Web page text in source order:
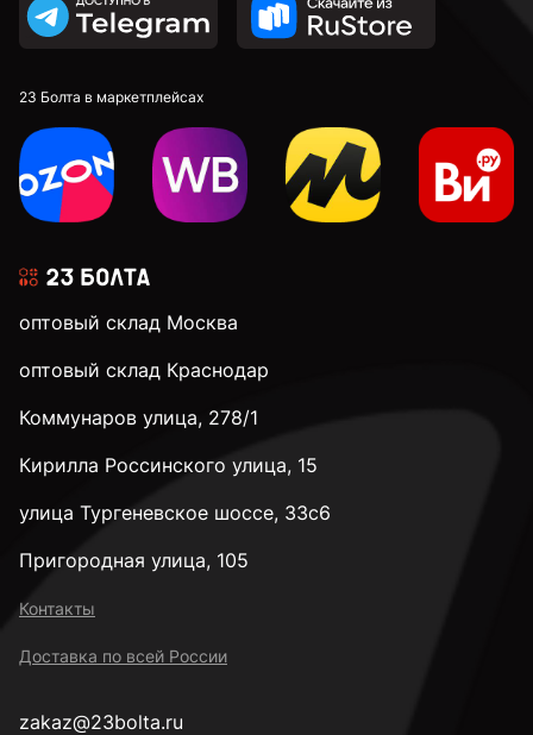
23 Болта в маркетплейсах
оптовый склад Москва
оптовый склад Краснодар
Коммунаров улица, 278/1
Кирилла Россинского улица, 15
улица Тургеневское шоссе, 33с6
Пригородная улица, 105
Контакты
Доставка по всей России
zakaz@23bolta.ru